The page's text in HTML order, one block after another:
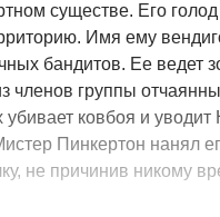
существе. Его
Имя ему
бандитов. Ее ведет
членов группы
ковбоя и уводит
Пинкертон нанял
не причинив никому